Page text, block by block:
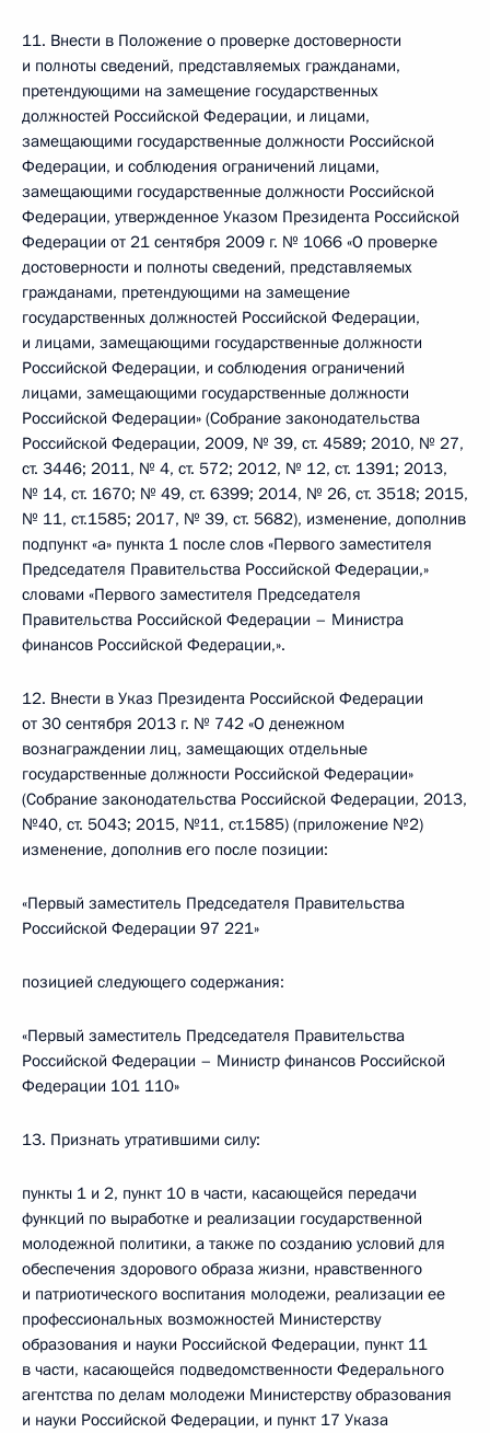
11. Внести в Положение о проверке достоверности
и полноты сведений, представляемых гражданами,
претендующими на замещение государственных
должностей Российской Федерации, и лицами,
замещающими государственные должности Российской
Федерации, и соблюдения ограничений лицами,
замещающими государственные должности Российской
Федерации, утвержденное Указом Президента Российской
Федерации от 21 сентября 2009 г. № 1066 «О проверке
достоверности и полноты сведений, представляемых
гражданами, претендующими на замещение
государственных должностей Российской Федерации,
и лицами, замещающими государственные должности
Российской Федерации, и соблюдения ограничений
лицами, замещающими государственные должности
Российской Федерации» (Собрание законодательства
Российской Федерации, 2009, № 39, ст. 4589; 2010, № 27,
ст. 3446; 2011, № 4, ст. 572; 2012, № 12, ст. 1391; 2013,
№ 14, ст. 1670; № 49, ст. 6399; 2014, № 26, ст. 3518; 2015,
№ 11, ст.1585; 2017, № 39, ст. 5682), изменение, дополнив
подпункт «а» пункта 1 после слов «Первого заместителя
Председателя Правительства Российской Федерации,»
словами «Первого заместителя Председателя
Правительства Российской Федерации – Министра
финансов Российской Федерации,».
12. Внести в Указ Президента Российской Федерации
от 30 сентября 2013 г. № 742 «О денежном
вознаграждении лиц, замещающих отдельные
государственные должности Российской Федерации»
(Собрание законодательства Российской Федерации, 2013,
№40, ст. 5043; 2015, №11, ст.1585) (приложение №2)
изменение, дополнив его после позиции:
«Первый заместитель Председателя Правительства
Российской Федерации 97 221»
позицией следующего содержания:
«Первый заместитель Председателя Правительства
Российской Федерации – Министр финансов Российской
Федерации 101 110»
13. Признать утратившими силу:
пункты 1 и 2, пункт 10 в части, касающейся передачи
функций по выработке и реализации государственной
молодежной политики, а также по созданию условий для
обеспечения здорового образа жизни, нравственного
и патриотического воспитания молодежи, реализации ее
профессиональных возможностей Министерству
образования и науки Российской Федерации, пункт 11
в части, касающейся подведомственности Федерального
агентства по делам молодежи Министерству образования
и науки Российской Федерации, и пункт 17 Указа